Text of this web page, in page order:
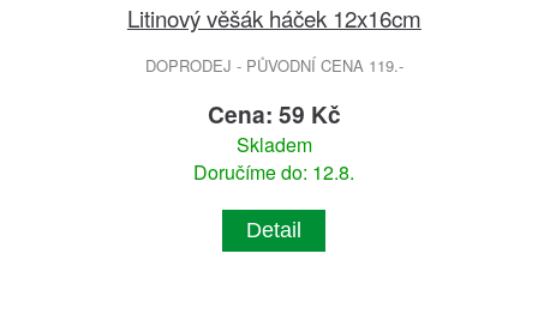
Litinový věšák háček 12x16cm
DOPRODEJ - PŮVODNÍ CENA 119.-
Cena: 59 Kč
Skladem
Doručíme do: 12.8.
Detail